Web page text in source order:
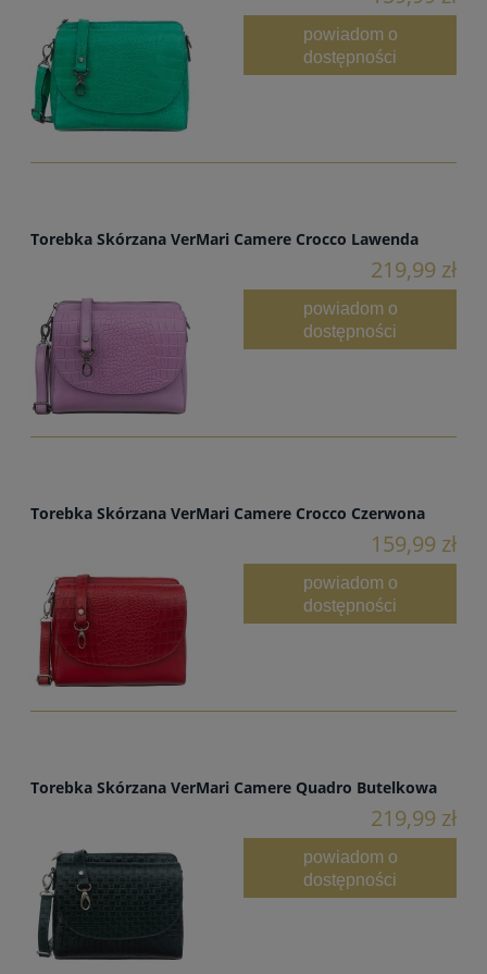
powiadom o
dostępności
Torebka Skórzana VerMari Camere Crocco Lawenda
219,99 zł
powiadom o
dostępności
Torebka Skórzana VerMari Camere Crocco Czerwona
159,99 zł
powiadom o
dostępności
Torebka Skórzana VerMari Camere Quadro Butelkowa
219,99 zł
powiadom o
dostępności